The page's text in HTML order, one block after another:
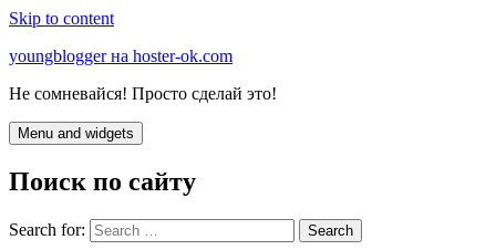
Skip to content
youngblogger на hoster-ok.com
Не сомневайся! Просто сделай это!
Menu and widgets
Поиск по сайту
Search for: